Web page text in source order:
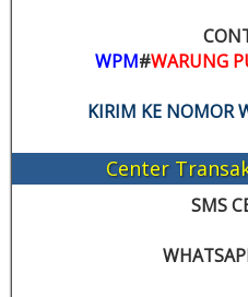
WPM#WARUNG
KIRIM KE NOMOR
Center
SMS